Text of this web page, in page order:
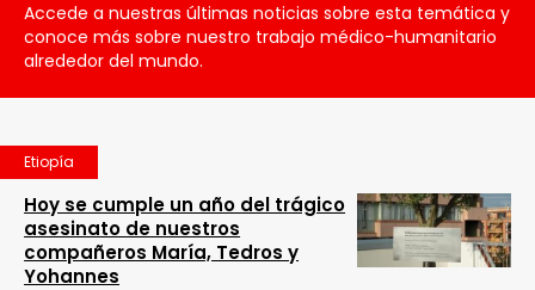
Accede a nuestras últimas noticias sobre esta temática y
conoce más sobre nuestro trabajo médico-humanitario
alrededor del mundo.
Etiopía
Hoy se cumple un año del trágico
asesinato de nuestros
compañeros María, Tedros y
Yohannes